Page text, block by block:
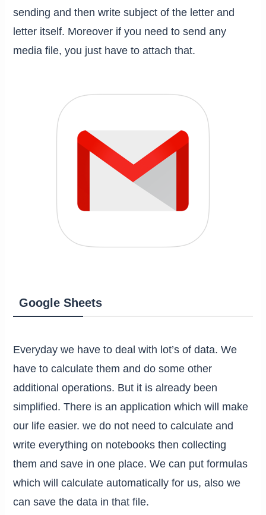
sending and then write subject of the letter and
letter itself. Moreover if you need to send any
media file, you just have to attach that.
Google Sheets
Everyday we have to deal with lot’s of data. We
have to calculate them and do some other
additional operations. But it is already been
simplified. There is an application which will make
our life easier. we do not need to calculate and
write everything on notebooks then collecting
them and save in one place. We can put formulas
which will calculate automatically for us, also we
can save the data in that file.